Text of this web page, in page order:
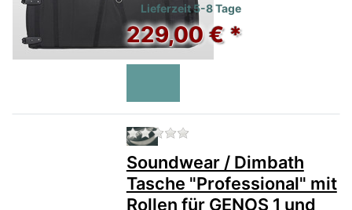
Lieferzeit 5-8 Tage
229,00 € *
Zu diesem Produkt liegen
Soundwear / Dimbath
Tasche "Professional" mit
Rollen für GENOS 1 und